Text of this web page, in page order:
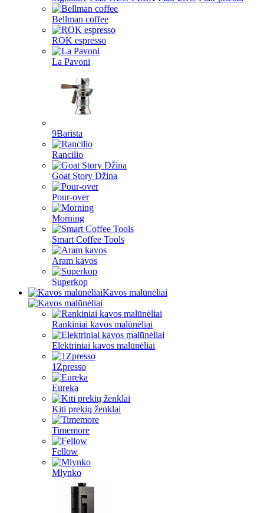
Bellman coffee
ROK espresso
La Pavoni
9Barista
Rancilio
Goat Story Džina
Pour-over
Morning
Smart Coffee Tools
Aram kavos
Superkop
Kavos malūnėliai
Rankiniai kavos malūnėliai
Elektriniai kavos malūnėliai
1Zpresso
Eureka
Kiti prekių ženklai
Timemore
Fellow
Mlynko